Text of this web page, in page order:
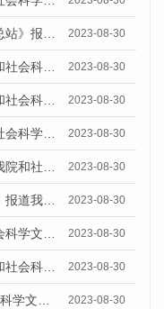
8月22日《中央广播电视总台广东总站》报道我院和社会科学文献出版社联合发布《广州数字经济发展报告（2023）》蓝皮书的媒体报道 2023-08-30
8月22日《中国发展网》报道我院和社会科学文献出版社联合发布《广州数字经济发展报告（2023）》蓝皮书的媒体报道 2023-08-30
8月22日《中国科学报》报道我院和社会科学文献出版社联合发布《广州数字经济发展报告（2023）》蓝皮书的媒体报道 2023-08-30
8月22日《凤凰新闻》报道我院和社会科学文献出版社联合发布《广州数字经济发展报告（2023）》蓝皮书的媒体报道 2023-08-30
8月22日《中国社会科学网》报道我院和社会科学文献出版社联合发布《广州数字经济发展报告（2023）》蓝皮书的媒体报道 2023-08-30
8月22日《中央广电总台国际在线》报道我院和社会科学文献出版社联合发布《广州数字经济发展报告（2023）》蓝皮书的媒体报道 2023-08-30
8月22日《南方网》报道我院和社会科学文献出版社联合发布《广州数字经济发展报告（2023）》蓝皮书的媒体报道 2023-08-30
8月22日《中国新闻网》报道我院和社会科学文献出版社联合发布《广州数字经济发展报告（2023）》蓝皮书的媒体报道 2023-08-30
8月22日《南方+》报道我院和社会科学文献出版社联合发布《广州数字经济发展报告（2023）》蓝皮书的媒体报道 2023-08-30